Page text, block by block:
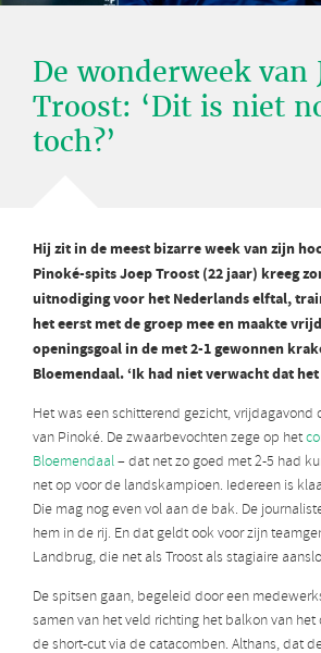
De wonderweek van
Troost: ‘Dit is niet
toch?’
Hij zit in de meest bizarre week van zijn
Pinoké-spits Joep Troost (22 jaar) kreeg
uitnodiging voor het Nederlands elftal,
het eerst met de groep mee en maakte
openingsgoal in de met 2-1 gewonnen
Bloemendaal. ‘Ik had niet verwacht dat het
Het was een schitterend gezicht,
van Pinoké. De zwaarbevochten zege op het
Bloemendaal– dat net zo goed met 2-5 had
net op voor de landskampioen. Iedereen is
Die mag nog even vol aan de bak. De
hem in de rij. En dat geldt ook voor zijn
Landbrug, die net als Troost als stagiaire
De spitsen gaan, begeleid door een
samen van het veld richting het balkon van
de short-cut via de catacomben. Althans, dat